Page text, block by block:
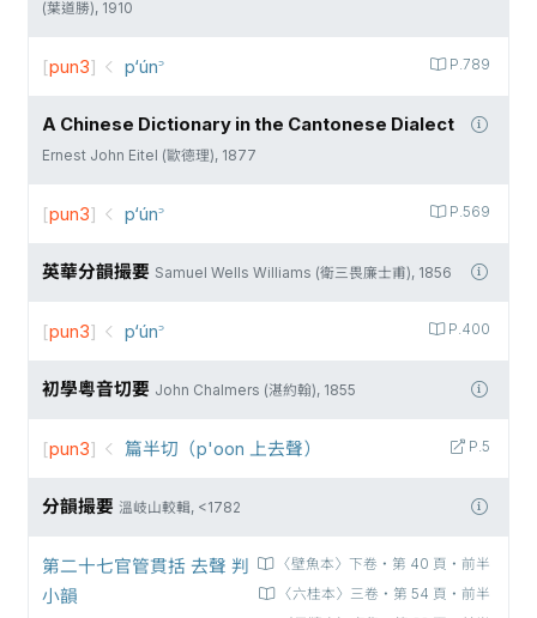
(葉道勝), 1910
P.789
[pun3] p‘ún꜄
A Chinese Dictionary in the Cantonese Dialect
Ernest John Eitel (歐德理), 1877
P.569
[pun3] p‘ún꜄
英華分韻撮要 Samuel Wells Williams (衛三畏廉士甫), 1856
P.400
[pun3] p‘ún꜄
初學粵音切要 John Chalmers (湛約翰), 1855
P.5
[pun3] 篇半切（p'oon 上去聲）
分韻撮要 溫岐山較輯, <1782
〈壁魚本〉下卷‧第 40 頁‧前半
〈六桂本〉三卷‧第 54 頁‧前半
第二十七官管貫括 去聲 判
小韻